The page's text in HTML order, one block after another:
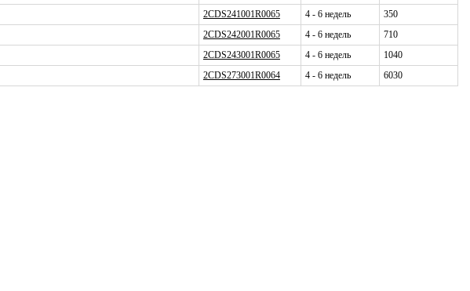
2CDS241001R0065 4 - 6 недель
350
2CDS242001R0065 4 - 6 недель
710
2CDS243001R0065 4 - 6 недель
1040
2CDS273001R0064 4 - 6 недель 6030